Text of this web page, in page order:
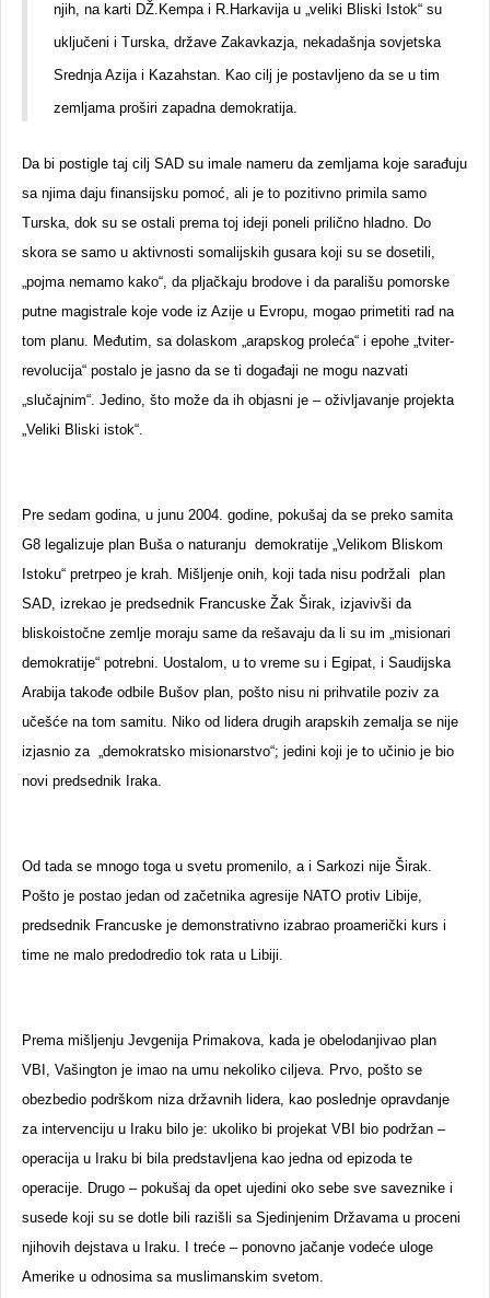
njih, na karti DŽ.Kempa i R.Harkavija u „veliki Bliski Istok“ su
uključeni i Turska, države Zakavkazja, nekadašnja sovjetska
Srednja Azija i Kazahstan. Kao cilj je postavljeno da se u tim
zemljama proširi zapadna demokratija.
Da bi postigle taj cilj SAD su imale nameru da zemljama koje sarađuju
sa njima daju finansijsku pomoć, ali je to pozitivno primila samo
Turska, dok su se ostali prema toj ideji poneli prilično hladno. Do
skora se samo u aktivnosti somalijskih gusara koji su se dosetili,
„pojma nemamo kako“, da pljačkaju brodove i da parališu pomorske
putne magistrale koje vode iz Azije u Evropu, mogao primetiti rad na
tom planu. Međutim, sa dolaskom „arapskog proleća“ i epohe „tviter-
revolucija“ postalo je jasno da se ti događaji ne mogu nazvati
„slučajnim“. Jedino, što može da ih objasni je – oživljavanje projekta
„Veliki Bliski istok“.
Pre sedam godina, u junu 2004. godine, pokušaj da se preko samita
G8 legalizuje plan Buša o naturanju demokratije „Velikom Bliskom
Istoku“ pretrpeo je krah. Mišljenje onih, koji tada nisu podržali plan
SAD, izrekao je predsednik Francuske Žak Širak, izjavivši da
bliskoistočne zemlje moraju same da rešavaju da li su im „misionari
demokratije“ potrebni. Uostalom, u to vreme su i Egipat, i Saudijska
Arabija takođe odbile Bušov plan, pošto nisu ni prihvatile poziv za
učešće na tom samitu. Niko od lidera drugih arapskih zemalja se nije
izjasnio za „demokratsko misionarstvo“; jedini koji je to učinio je bio
novi predsednik Iraka.
Od tada se mnogo toga u svetu promenilo, a i Sarkozi nije Širak.
Pošto je postao jedan od začetnika agresije NATO protiv Libije,
predsednik Francuske je demonstrativno izabrao proamerički kurs i
time ne malo predodredio tok rata u Libiji.
Prema mišljenju Jevgenija Primakova, kada je obelodanjivao plan
VBI, Vašington je imao na umu nekoliko ciljeva. Prvo, pošto se
obezbedio podrškom niza državnih lidera, kao poslednje opravdanje
za intervenciju u Iraku bilo je: ukoliko bi projekat VBI bio podržan –
operacija u Iraku bi bila predstavljena kao jedna od epizoda te
operacije. Drugo – pokušaj da opet ujedini oko sebe sve saveznike i
susede koji su se dotle bili razišli sa Sjedinjenim Državama u proceni
njihovih dejstava u Iraku. I treće – ponovno jačanje vodeće uloge
Amerike u odnosima sa muslimanskim svetom.